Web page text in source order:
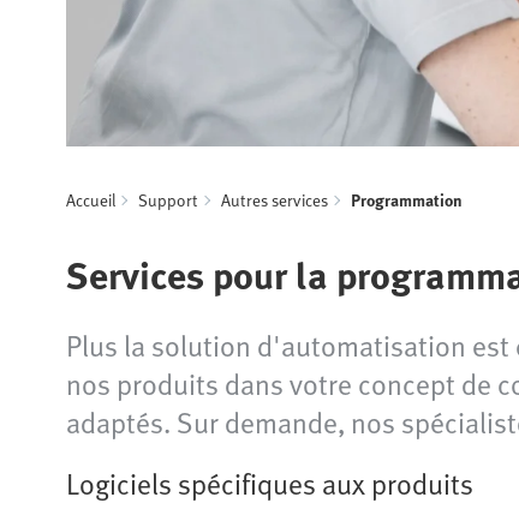
Accueil Support Autres services Programmation
Services pour la
Plus la solution d'automatisation est
nos produits dans votre concept de
adaptés. Sur demande, nos
Logiciels spécifiques aux produits